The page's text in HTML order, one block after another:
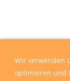
Wir verwenden
optimieren und